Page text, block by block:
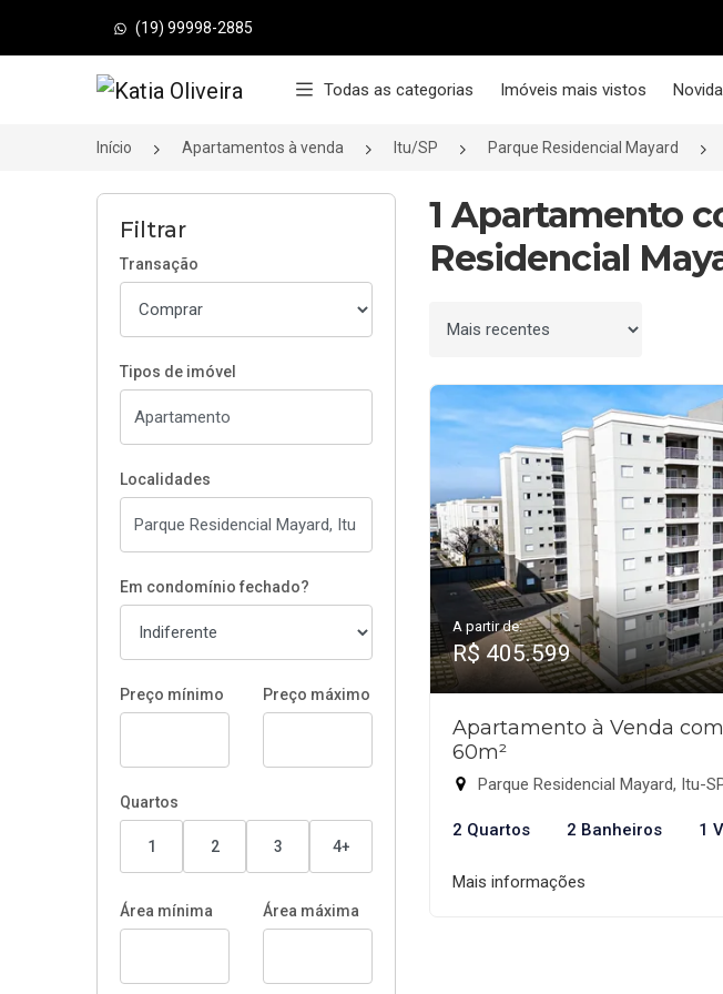
(19) 99998-2885
Página inicial Todas as categorias Imóveis mais vistos
Início Apartamentos à venda Itu/SP Parque Residencial Mayard
Filtrar
Transação
Tipos de imóvel
Localidades
Em condomínio fechado?
Preço mínimo Preço máximo
Quartos
1 2 3 4+
Área mínima Área máxima
1 Apartamento
Residencial
Ordenar por
A partir de:
R$ 405.599
Apartamento à Venda
60m²
Parque Residencial Mayard, Itu-
2 Quartos 2 Banheiros 1
Mais informações